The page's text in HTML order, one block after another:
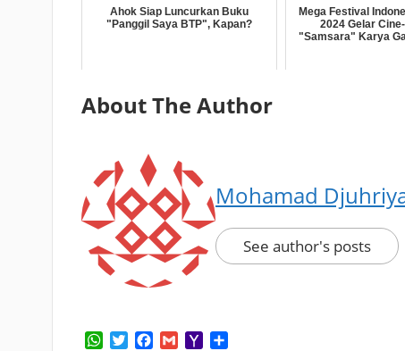
Ahok Siap Luncurkan Buku
"Panggil Saya BTP", Kapan?
Mega Festival
2024 Gelar
"Samsara" Karya
About The Author
Mohamad
See author's posts
WhatsApp
TwitterFacebook
GmailYahoo